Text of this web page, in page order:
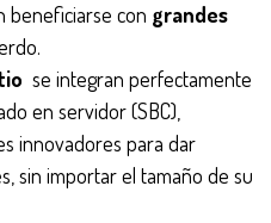
beneficiarse con grandes
se integran perfectamente
en servidor (SBC),
innovadores para dar
sin importar el tamaño de su